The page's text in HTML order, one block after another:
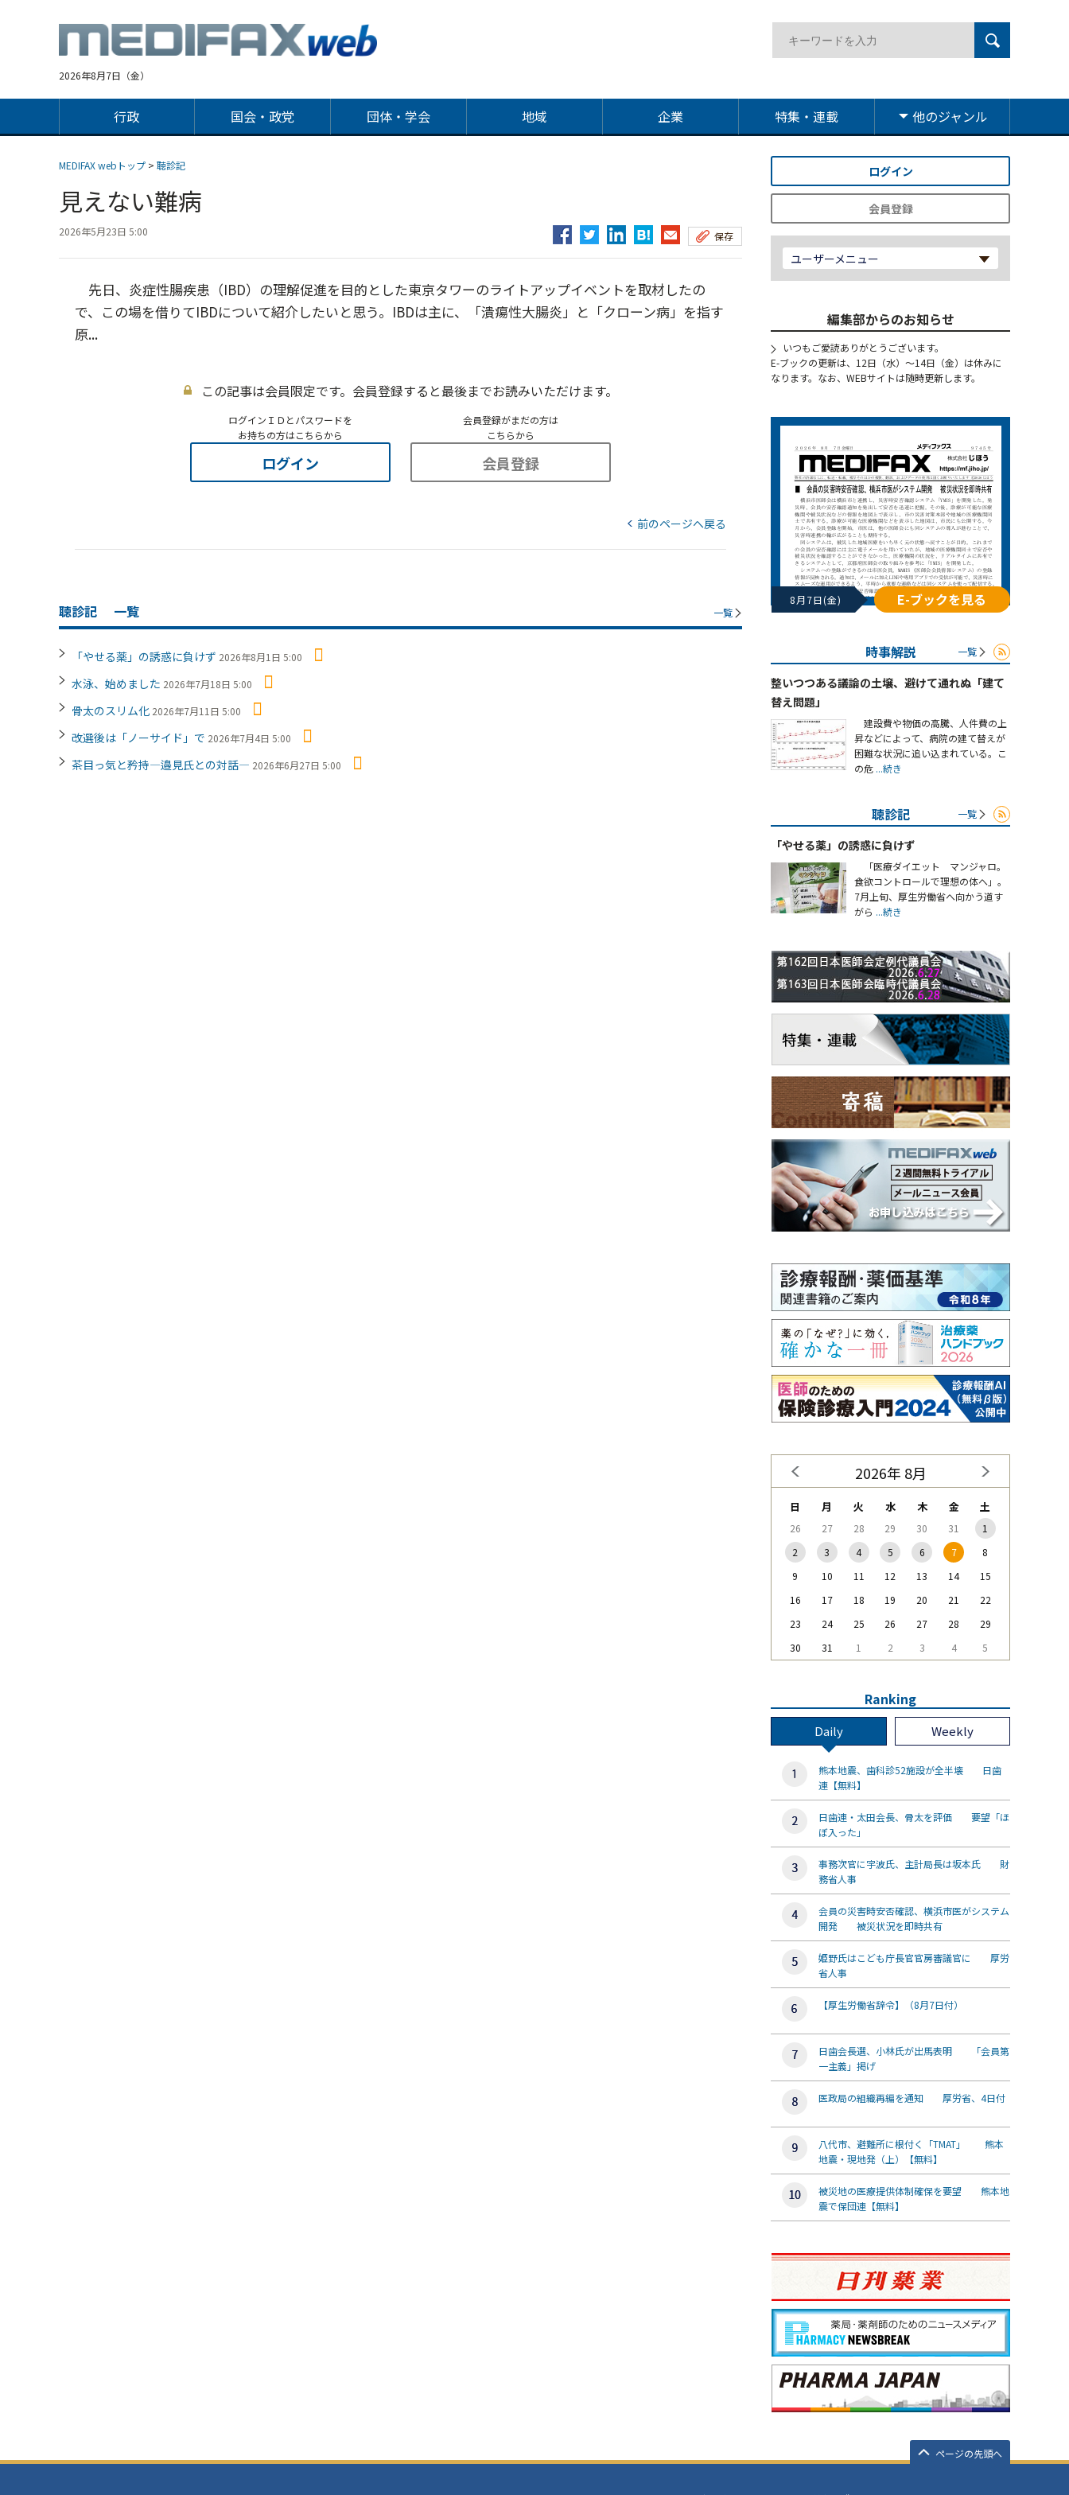
2026年8月7日（金）
行政 国会・政党 団体・学会 地域 企業 特集・連載 他のジャンル
MEDIFAX webトップ > 聴診記
見えない難病
2026年5月23日 5:00 保存
先日、炎症性腸疾患（IBD）の理解促進を目的とした東京タワーのライトアップイベントを取材したの
で、この場を借りてIBDについて紹介したいと思う。IBDは主に、「潰瘍性大腸炎」と「クローン病」を指す
原...
この記事は会員限定です。会員登録すると最後までお読みいただけます。
ログインＩＤとパスワードを
お持ちの方はこちらから
ログイン
会員登録がまだの方は
こちらから
会員登録
前のページへ戻る
聴診記 一覧 一覧
「やせる薬」の誘惑に負けず 2026年8月1日 5:00
水泳、始めました 2026年7月18日 5:00
骨太のスリム化 2026年7月11日 5:00
改選後は「ノーサイド」で 2026年7月4日 5:00
茶目っ気と矜持―邉見氏との対話― 2026年6月27日 5:00
ログイン
会員登録
ユーザーメニュー
編集部からのお知らせ
いつもご愛読ありがとうございます。
E-ブックの更新は、12日（水）～14日（金）は休みに
なります。なお、WEBサイトは随時更新します。
8月7日(金) E-ブックを見る
時事解説 一覧
整いつつある議論の土壌、避けて通れぬ「建て
替え問題」
建設費や物価の高騰、人件費の上
昇などによって、病院の建て替えが
困難な状況に追い込まれている。こ
の危 ...続き
聴診記 一覧
「やせる薬」の誘惑に負けず
「医療ダイエット マンジャロ。
食欲コントロールで理想の体へ」。
7月上旬、厚生労働省へ向かう道す
がら ...続き
2026年 8月
日 月 火 水 木 金 土
26 27 28 29 30 31
1
2
3 4 5 6 7
8
9
10 11 12 13 14
15
16
17 18 19 20 21
22
23
24 25 26 27 28
29
30
31 1 2 3 4 5
Ranking
Daily Weekly
熊本地震、歯科診52施設が全半壊 日歯
連【無料】
日歯連・太田会長、骨太を評価 要望「ほ
ぼ入った」
事務次官に宇波氏、主計局長は坂本氏 財
務省人事
会員の災害時安否確認、横浜市医がシステム
開発 被災状況を即時共有
姫野氏はこども庁長官官房審議官に 厚労
省人事
【厚生労働省辞令】（8月7日付）
日歯会長選、小林氏が出馬表明 「会員第
一主義」掲げ
医政局の組織再編を通知 厚労省、4日付
八代市、避難所に根付く「TMAT」 熊本
地震・現地発（上）【無料】
被災地の医療提供体制確保を要望 熊本地
震で保団連【無料】
ページの先頭へ